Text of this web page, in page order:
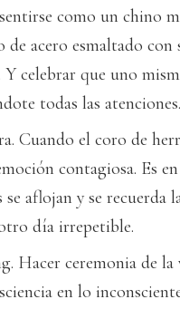
como un chino
de acero esmaltado
celebrar que uno
todas las atenciones.
Cuando el coro de
contagiosa. Es
aflojan y se recuerda
día irrepetible.
Hacer ceremonia de
en lo